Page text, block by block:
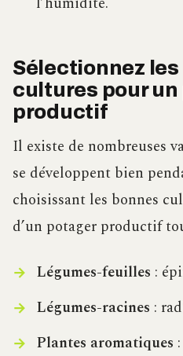
Sélectionnez les
cultures pour un
productif
Il existe de nombreuses
se développent bien
choisissant les bonnes
d’un potager productif
Légumes-feuilles :
Légumes-racines :
Plantes aromatiques